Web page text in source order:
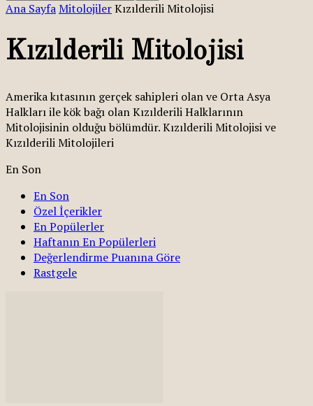
Ana SayfaMitolojilerKızılderili Mitolojisi
Kızılderili Mitolojisi
Amerika kıtasının gerçek sahipleri olan ve Orta Asya
Halkları ile kök bağı olan Kızılderili Halklarının
Mitolojisinin olduğu bölümdür. Kızılderili Mitolojisi ve
Kızılderili Mitolojileri
En Son
En Son
Özel İçerikler
En Popülerler
Haftanın En Popülerleri
Değerlendirme Puanına Göre
Rastgele